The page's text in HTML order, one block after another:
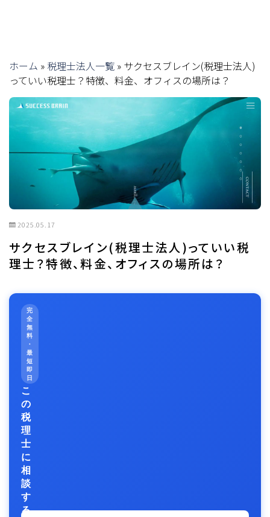
ホーム » 税理士法人一覧 » サクセスブレイン(税理士法人)
っていい税理士？特徴、料金、オフィスの場所は？
2025.05.17
サクセスブレイン(税理士法人)っていい税
理士？特徴、料金、オフィスの場所は？
完
全
無
料
・
最
短
即
日
こ
の
税
理
士
に
相
談
す
る